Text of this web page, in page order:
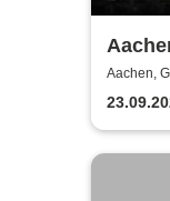
Aachen,